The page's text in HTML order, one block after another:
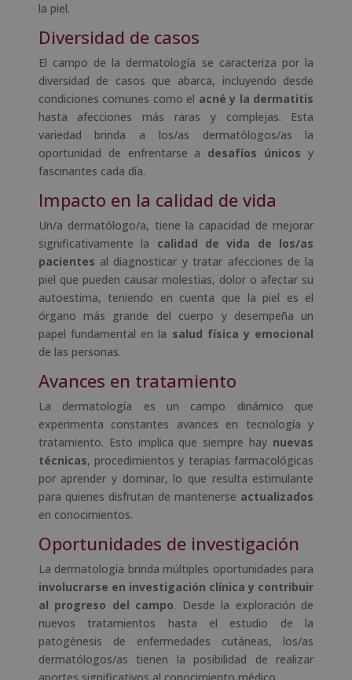
la piel.
Diversidad de casos
El campo de la dermatología se caracteriza por la
diversidad de casos que abarca, incluyendo desde
condiciones comunes como el acné y la dermatitis
hasta afecciones más raras y complejas. Esta
variedad brinda a los/as dermatólogos/as la
oportunidad de enfrentarse a desafíos únicos y
fascinantes cada día.
Impacto en la calidad de vida
Un/a dermatólogo/a, tiene la capacidad de mejorar
significativamente la calidad de vida de los/as
pacientes al diagnosticar y tratar afecciones de la
piel que pueden causar molestias, dolor o afectar su
autoestima, teniendo en cuenta que la piel es el
órgano más grande del cuerpo y desempeña un
papel fundamental en la salud física y emocional
de las personas.
Avances en tratamiento
La dermatología es un campo dinámico que
experimenta constantes avances en tecnología y
tratamiento. Esto implica que siempre hay nuevas
técnicas, procedimientos y terapias farmacológicas
por aprender y dominar, lo que resulta estimulante
para quienes disfrutan de mantenerse actualizados
en conocimientos.
Oportunidades de investigación
La dermatología brinda múltiples oportunidades para
involucrarse en investigación clínica y contribuir
al progreso del campo. Desde la exploración de
nuevos tratamientos hasta el estudio de la
patogénesis de enfermedades cutáneas, los/as
dermatólogos/as tienen la posibilidad de realizar